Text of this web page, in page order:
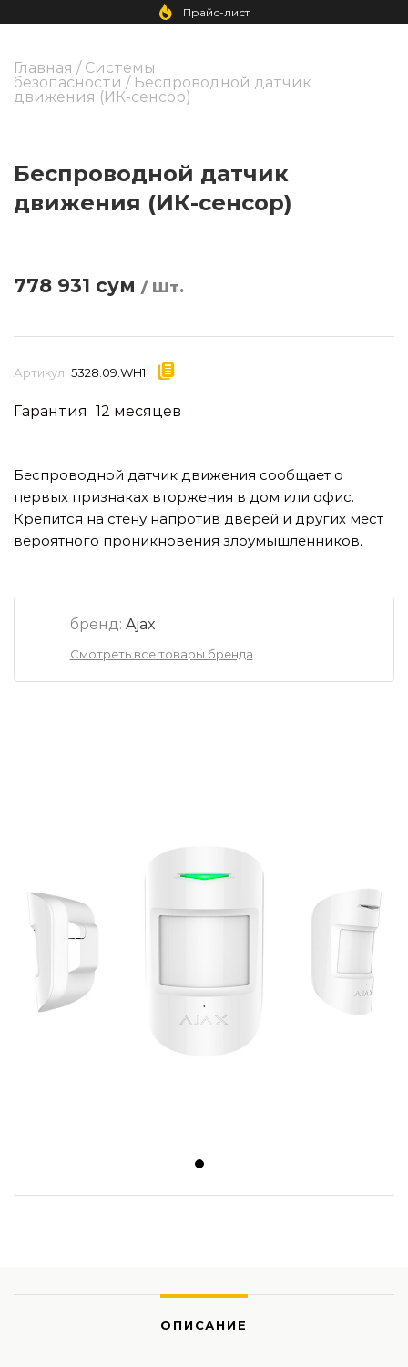
Прайс-лист
Главная / Системы
безопасности / Беспроводной датчик
движения (ИК-сенсор)
Беспроводной датчик
движения (ИК-сенсор)
778 931 сум / Шт.
Артикул: 5328.09.WH1
Гарантия 12 месяцев
Беспроводной датчик движения сообщает о
первых признаках вторжения в дом или офис.
Крепится на стену напротив дверей и других мест
вероятного проникновения злоумышленников.
бренд: Ajax
Смотреть все товары бренда
ОПИСАНИЕ